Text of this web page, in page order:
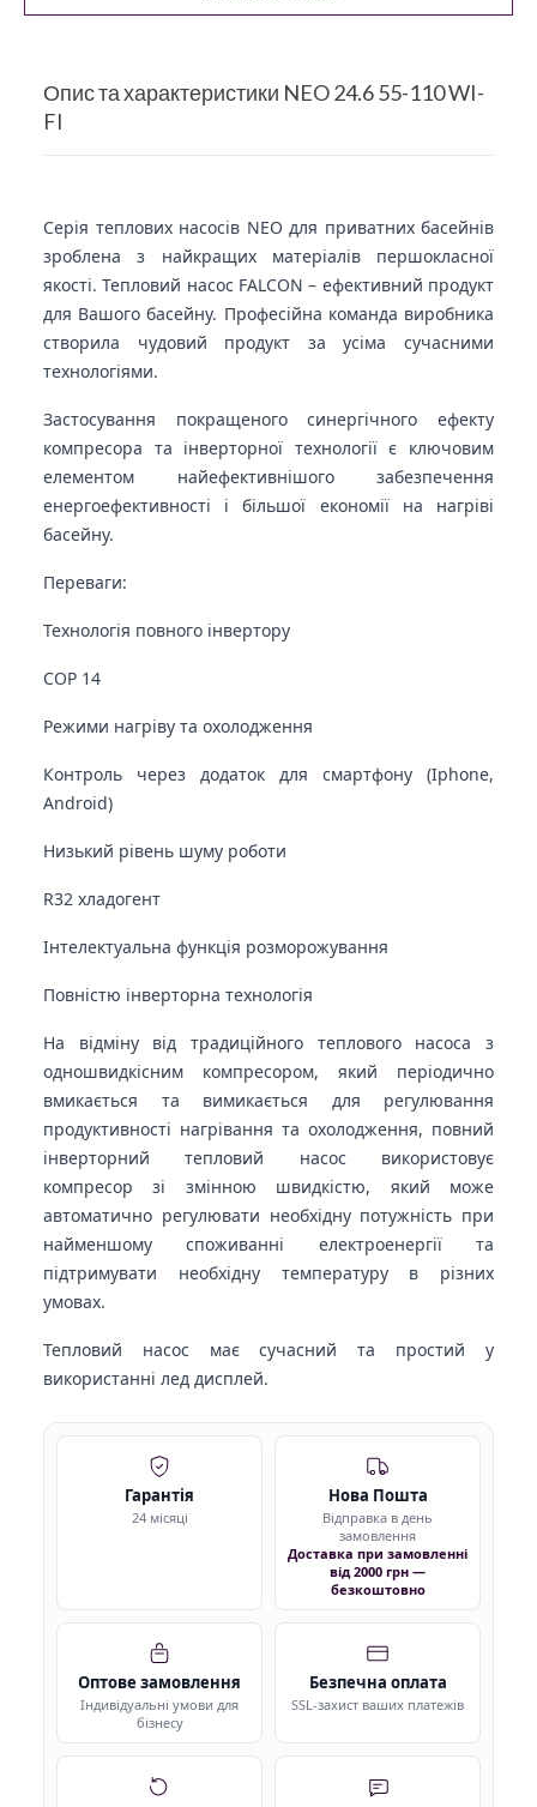
Опис та характеристики NEO 24.6 55-110 WI-
FI
Серія теплових насосів NEO для приватних басейнів
зроблена з найкращих матеріалів першокласної
якості. Тепловий насос FALCON – ефективний продукт
для Вашого басейну. Професійна команда виробника
створила чудовий продукт за усіма сучасними
технологіями.
Застосування покращеного синергічного ефекту
компресора та інверторної технології є ключовим
елементом найефективнішого забезпечення
енергоефективності і більшої економії на нагріві
басейну.
Переваги:
Технологія повного інвертору
COP 14
Режими нагріву та охолодження
Контроль через додаток для смартфону (Iphone,
Android)
Низький рівень шуму роботи
R32 хладогент
Інтелектуальна функція розморожування
Повністю інверторна технологія
На відміну від традиційного теплового насоса з
одношвидкісним компресором, який періодично
вмикається та вимикається для регулювання
продуктивності нагрівання та охолодження, повний
інверторний тепловий насос використовує
компресор зі змінною швидкістю, який може
автоматично регулювати необхідну потужність при
найменшому споживанні електроенергії та
підтримувати необхідну температуру в різних
умовах.
Тепловий насос має сучасний та простий у
використанні лед дисплей.
Гарантія
24 місяці
Нова Пошта
Відправка в день
замовлення
Доставка при замовленні
від 2000 грн —
безкоштовно
Оптове замовлення
Індивідуальні умови для
бізнесу
Безпечна оплата
SSL-захист ваших платежів